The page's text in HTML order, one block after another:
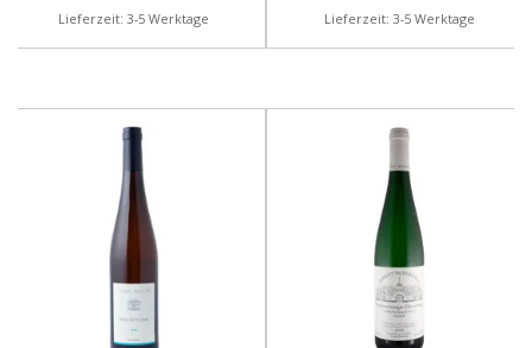
Lieferzeit: 3-5 Werktage
Lieferzeit: 3-5 Werktage